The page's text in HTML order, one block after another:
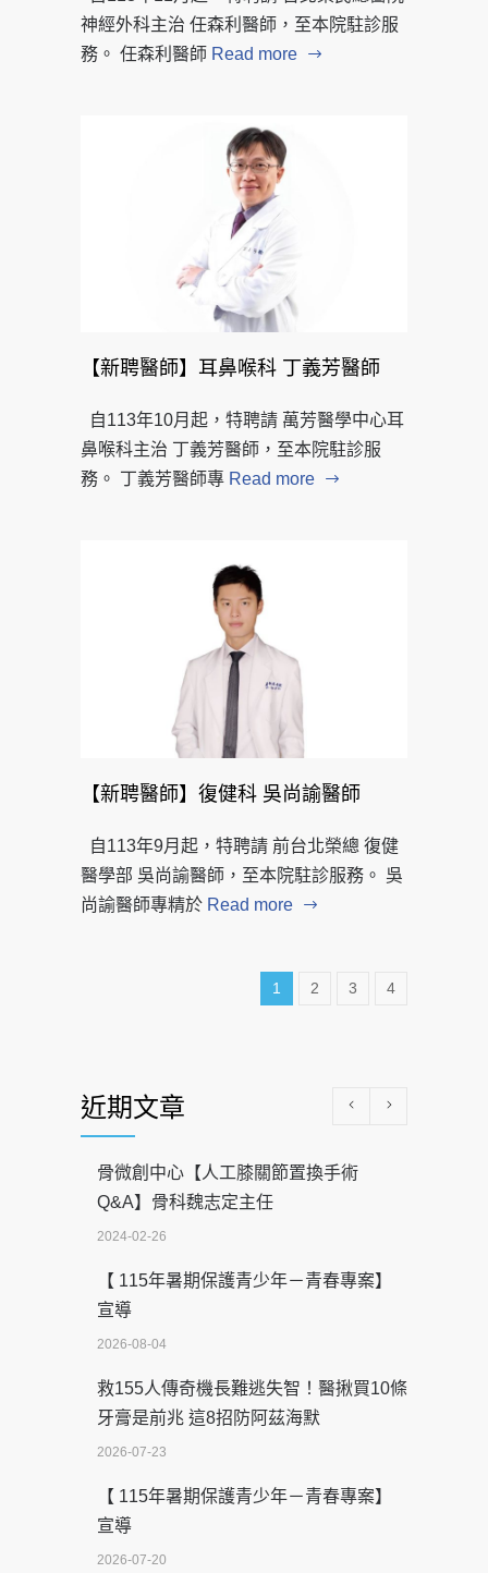
神經外科主治 任森利醫師，至本院駐診服
務。 任森利醫師 Read more
【新聘醫師】耳鼻喉科 丁義芳醫師
自113年10月起，特聘請 萬芳醫學中心耳
鼻喉科主治 丁義芳醫師，至本院駐診服
務。 丁義芳醫師專 Read more
【新聘醫師】復健科 吳尚諭醫師
自113年9月起，特聘請 前台北榮總 復健
醫學部 吳尚諭醫師，至本院駐診服務。 吳
尚諭醫師專精於 Read more
1 2 3 4
近期文章
骨微創中心【人工膝關節置換手術
Q&A】骨科魏志定主任
2024-02-26
【 115年暑期保護青少年－青春專案】
宣導
2026-08-04
救155人傳奇機長難逃失智！醫揪買10條
牙膏是前兆 這8招防阿茲海默
2026-07-23
【 115年暑期保護青少年－青春專案】
宣導
2026-07-20